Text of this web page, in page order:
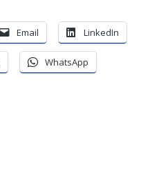
Email LinkedIn
WhatsApp